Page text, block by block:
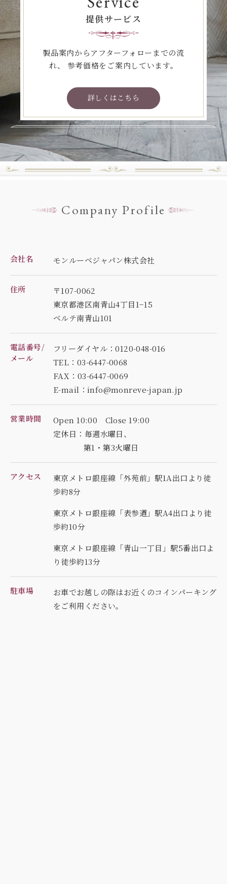
提供サービス
製品案内からアフターフォローまでの流
れ、
参考価格をご案内しています。
詳しくはこちら
Company Profile
会社名 モンルーベジャパン株式会社
住所
〒107-0062
東京都港区南青山4丁目1−15
ベルテ南青山101
電話番号/
メール
フリーダイヤル：0120-048-016
TEL：03-6447-0068
FAX：03-6447-0069
E-mail：info@monreve-japan.jp
営業時間
Open 10:00 Close 19:00
定休日：毎週水曜日、
第1・第3火曜日
アクセス
東京メトロ銀座線「外苑前」駅1A出口より徒
歩約8分
東京メトロ銀座線「表参道」駅A4出口より徒
歩約10分
東京メトロ銀座線「青山一丁目」駅5番出口よ
り徒歩約13分
駐車場
お車でお越しの際はお近くのコインパーキング
をご利用ください。